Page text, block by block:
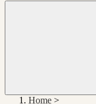
Home >